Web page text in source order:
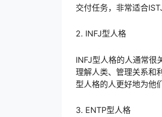
交付任务，非常适合
2. INFJ型人格
INFJ型人格的人通常很
理解人类、管理关系和
型人格的人更好地为他
3. ENTP型人格